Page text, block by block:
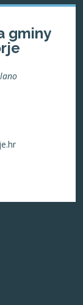
gminy